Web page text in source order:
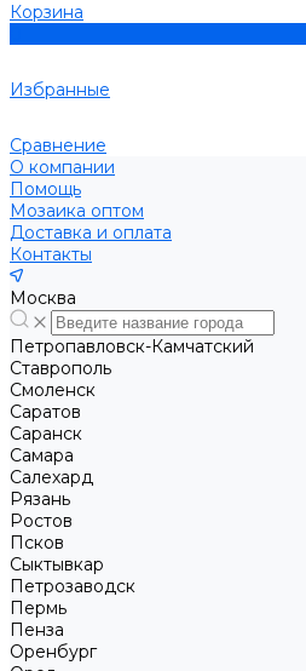
Корзина
Избранные
Сравнение
О компании
Помощь
Мозаика оптом
Доставка и оплата
Контакты
Москва
Петропавловск-Камчатский
Ставрополь
Смоленск
Саратов
Саранск
Самара
Салехард
Рязань
Ростов
Псков
Сыктывкар
Петрозаводск
Пермь
Пенза
Оренбург